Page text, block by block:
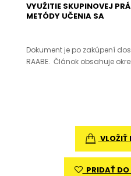
VYUŽITIE SKUPINOVEJ
METÓDY UČENIA SA
Dokument je po zakúpení
RAABE. Článok obsahuje
VLOŽIŤ
PRIDAŤ DO